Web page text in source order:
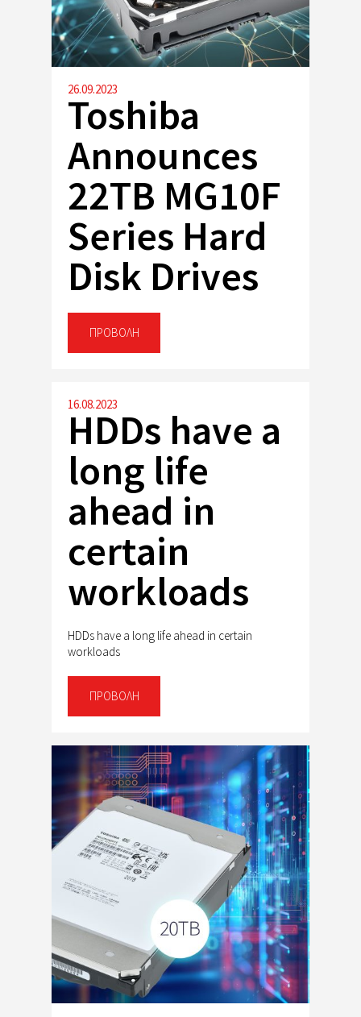
26.09.2023
Toshiba
Announces
22TB MG10F
Series Hard
Disk Drives
ΠΡΟΒΟΛΉ
16.08.2023
HDDs have a
long life
ahead in
certain
workloads
HDDs have a long life ahead in certain
workloads
ΠΡΟΒΟΛΉ